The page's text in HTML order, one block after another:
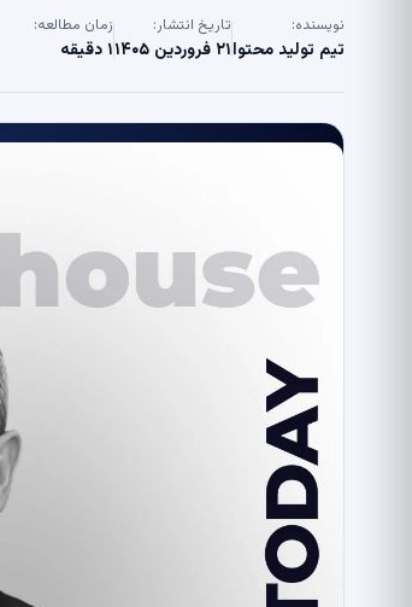
نویسنده:
تیم تولید محتوا
تاریخ انتشار:
۲۱ فروردین ۱۴۰۵
زمان مطالعه:
۱ دقیقه